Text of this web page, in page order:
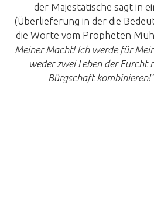
der Majestätische sagt in
(Überlieferung in der die
die Worte vom Propheten
Meiner Macht! Ich werde für
weder zwei Leben der Furcht
Bürgschaft kombinieren!“